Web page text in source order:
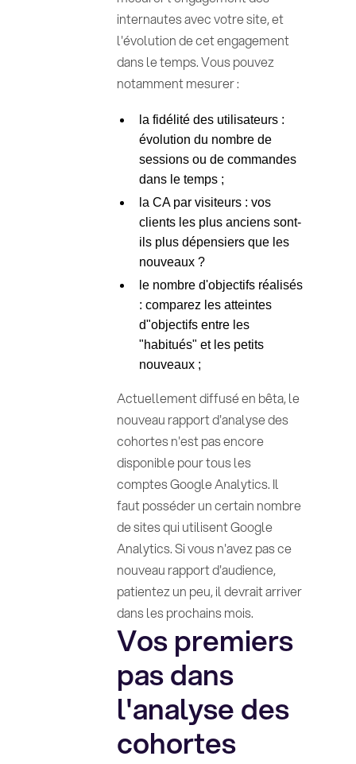
internautes avec votre site, et
l'évolution de cet engagement
dans le temps. Vous pouvez
notamment mesurer :
la fidélité des utilisateurs :
évolution du nombre de
sessions ou de commandes
dans le temps ;
la CA par visiteurs : vos
clients les plus anciens sont-
ils plus dépensiers que les
nouveaux ?
le nombre d'objectifs réalisés
: comparez les atteintes
d"objectifs entre les
"habitués" et les petits
nouveaux ;
Actuellement diffusé en bêta, le
nouveau rapport d'analyse des
cohortes n'est pas encore
disponible pour tous les
comptes Google Analytics. Il
faut posséder un certain nombre
de sites qui utilisent Google
Analytics. Si vous n'avez pas ce
nouveau rapport d'audience,
patientez un peu, il devrait arriver
dans les prochains mois.
Vos premiers
pas dans
l'analyse des
cohortes